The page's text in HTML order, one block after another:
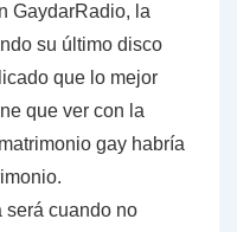
GaydarRadio, la
su último disco
que lo mejor
que ver con la
gay habría
será cuando no